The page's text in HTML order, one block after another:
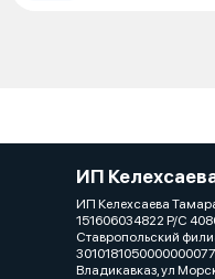
ИП
ИП Келехсаева
151606034822 Р/С
Ставропольский
Владикавказ, ул